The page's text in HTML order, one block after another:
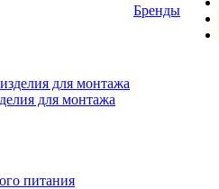
для монтажа
питания
Бренды